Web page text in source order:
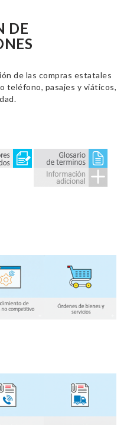
DE
de las compras estatales
teléfono, pasajes y viáticos,